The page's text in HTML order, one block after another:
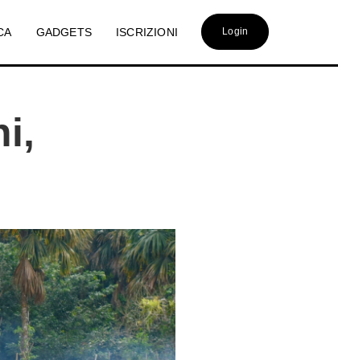
GADGETS ISCRIZIONI Login